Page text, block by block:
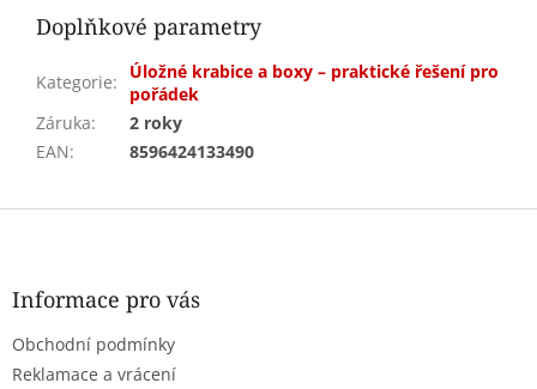
Doplňkové parametry
Kategorie:
Úložné krabice a boxy – praktické řešení pro
pořádek
Záruka:
2 roky
EAN: 8596424133490
Z
Informace pro vás
Obchodní podmínky
Reklamace a vrácení